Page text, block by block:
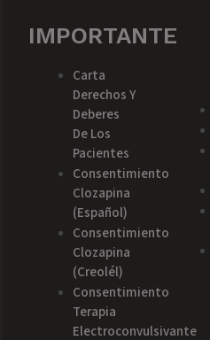
IMPORTANTE
Carta
Derechos Y
Deberes
De Los
Pacientes
Consentimiento
Clozapina
(español)
Consentimiento
Clozapina
(creolél)
Consentimiento
Terapia
Electroconvulsivante